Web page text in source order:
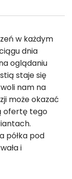
w każdym
dnia
oglądaniu
staje się
nam na
może okazać
ofertę tego
półka pod
i